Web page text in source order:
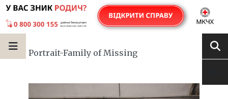
Portrait-Family of Missing